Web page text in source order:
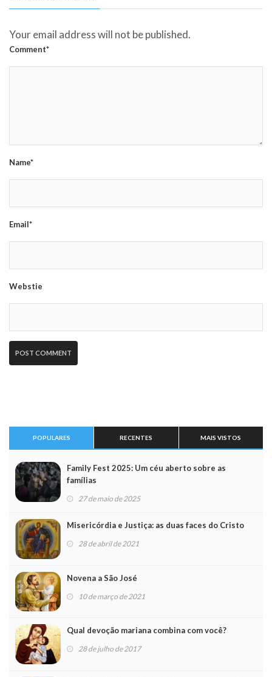
Your email address will not be published.
Comment*
Name*
Email*
Webstie
POPULARES RECENTES MAIS VISTOS
Family Fest 2025: Um céu aberto sobre as
famílias
27 de maio de 2025
Misericórdia e Justiça: as duas faces do Cristo
28 de abril de 2021
Novena a São José
10 de março de 2021
Qual devoção mariana combina com você?
28 de julho de 2017